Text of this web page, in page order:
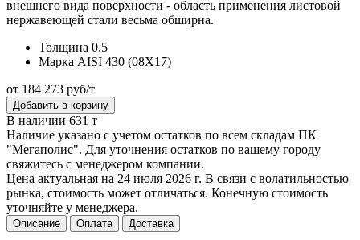
внешнего вида поверхности - область применения листовой
нержавеющей стали весьма обширна.
Толщина 0.5
Марка AISI 430 (08Х17)
от 184 273 руб/т
Добавить в корзину
В наличии 631 т
Наличие указано с учетом остатков по всем складам ПК
"Мегаполис". Для уточнения остатков по вашему городу
свяжитесь с менеджером компании.
Цена актуальная на 24 июля 2026 г. В связи с волатильностью
рынка, стоимость может отличаться. Конечную стоимость
уточняйте у менеджера.
Описание Оплата Доставка